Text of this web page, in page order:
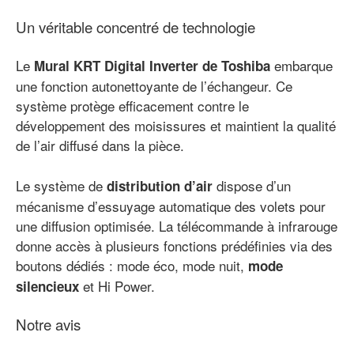
Un véritable concentré de technologie
Le Mural KRT Digital Inverter de Toshiba embarque
une fonction autonettoyante de l’échangeur. Ce
système protège efficacement contre le
développement des moisissures et maintient la qualité
de l’air diffusé dans la pièce.
Le système de distribution d’air dispose d’un
mécanisme d’essuyage automatique des volets pour
une diffusion optimisée. La télécommande à infrarouge
donne accès à plusieurs fonctions prédéfinies via des
boutons dédiés : mode éco, mode nuit, mode
silencieux et Hi Power.
Notre avis